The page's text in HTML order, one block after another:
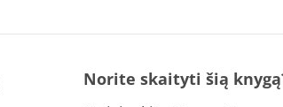
Norite skaityti šią